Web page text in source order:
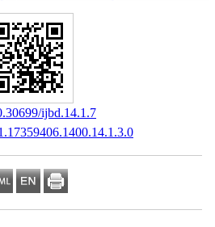
ijbd.14.1.7